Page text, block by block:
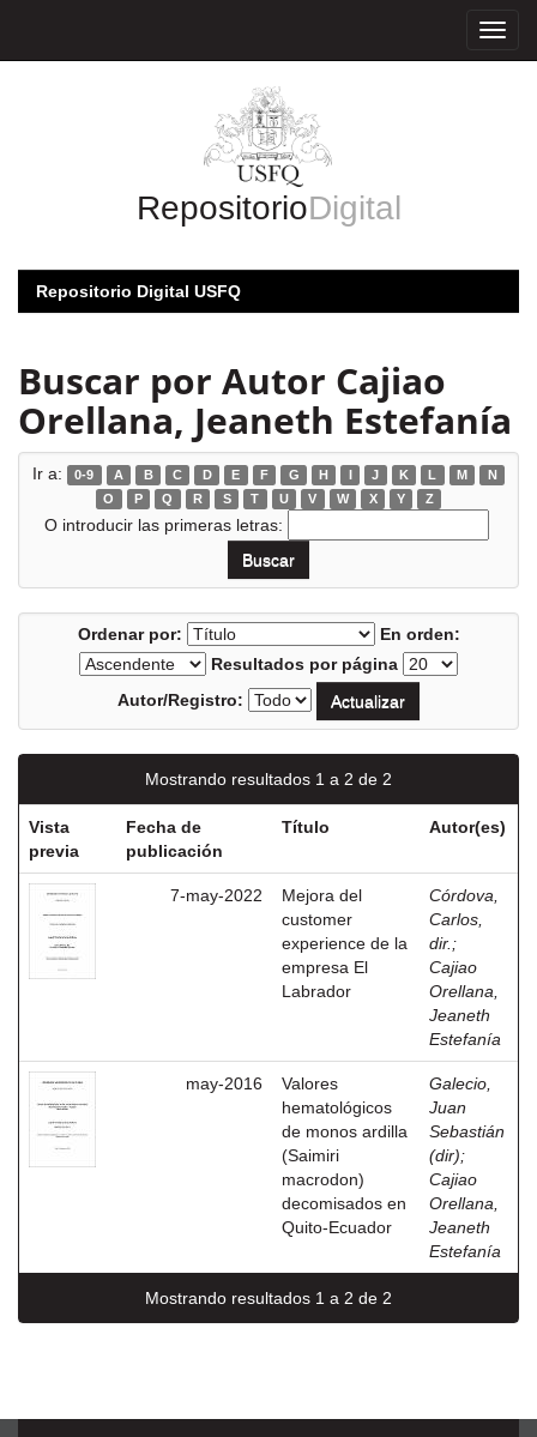
RepositorioDigital
Repositorio Digital USFQ
Buscar por Autor Cajiao
Orellana, Jeaneth Estefanía
Ir a: 0-9 A B C D E F G H I J K L M
N
O
P Q R S T U V W X Y Z
O introducir las primeras letras:
Ordenar por:
En orden:
Resultados por página
Autor/Registro:
Mostrando resultados 1 a 2 de 2
Vista
previa
Fecha de
publicación
Título Autor(es)
7-may-2022
Mejora del
customer
experience de la
empresa El
Labrador
Córdova,
Carlos,
dir. ;
Cajiao
Orellana,
Jeaneth
Estefanía
may-2016
Valores
hematológicos
de monos ardilla
(Saimiri
macrodon)
decomisados en
Quito-Ecuador
Galecio,
Juan
Sebastián
(dir);
Cajiao
Orellana,
Jeaneth
Estefanía
Mostrando resultados 1 a 2 de 2